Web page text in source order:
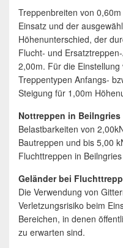
Treppenbreiten von
Einsatz und der
Höhenunterschied, der
Flucht- und
2,00m. Für die
Treppentypen Anfangs-
Steigung für 1,00m
Nottreppen in
Belastbarkeiten von
Bautreppen und bis 5,00
Fluchttreppen in
Geländer bei
Die Verwendung von
Verletzungsrisiko beim
Bereichen, in denen
zu erwarten sind.